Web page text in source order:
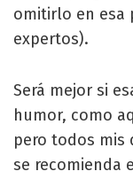
omitirlo en esa
expertos).
Será mejor si
humor, como
pero todos mis
se recomienda